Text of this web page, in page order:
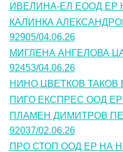
ИВЕЛИНА-ЕЛ ЕООД ЕР
КАЛИНКА
92905/04.06.26
МИГЛЕНА АНГЕЛОВА
92453/04.06.26
НИНО ЦВЕТКОВ ТАКОВ
ПИГО ЕКСПРЕС ООД ЕР
ПЛАМЕН ДИМИТРОВ
92037/02.06.26
ПРО СТОП ООД ЕР НА